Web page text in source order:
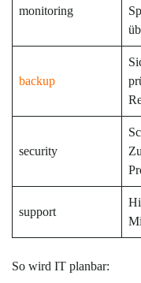
monitoring
backup
security
support
So wird IT planbar: